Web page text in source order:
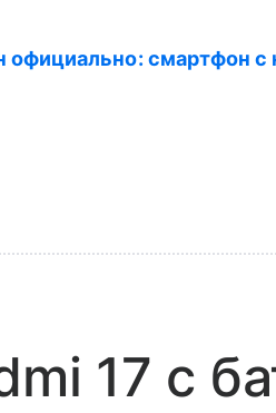
официально: смартфон
17 с